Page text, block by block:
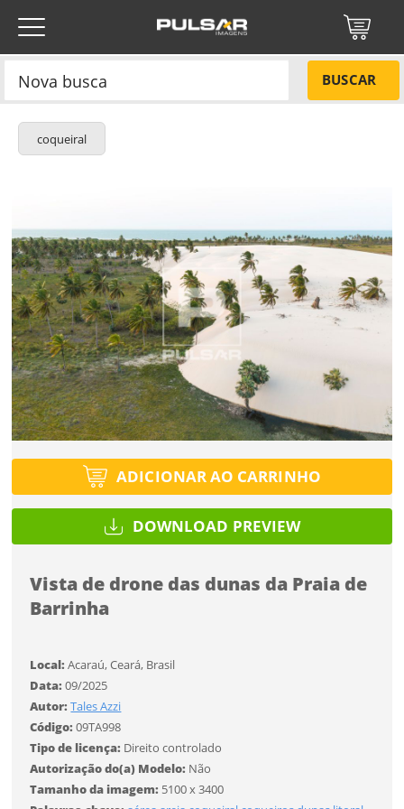
BUSCAR
coqueiral
ADICIONAR AO CARRINHO
DOWNLOAD PREVIEW
Vista de drone das dunas da Praia de
Barrinha
Local:Acaraú, Ceará, Brasil
Data:09/2025
Autor:Tales Azzi
Código:09TA998
Tipo de licença: Direito controlado
Autorização do(a) Modelo: Não
Tamanho da imagem: 5100 x 3400
Título do projeto
Selecione
Utilização
Códigos
Título do projeto
Tipo de projeto
Selecione
Utilização
Formato
CADASTRE-SE
ENTRAR
ENVIAR
Protegido por reCAPTCHA —Privacidade
NÃO
SIM
Título do projeto
Tipo de projeto
Selecione
Utilização
Tamanho
Tamanho PR$ 57,00
Tamanho MR$ 114,00
Tamanho GR$ 171,00